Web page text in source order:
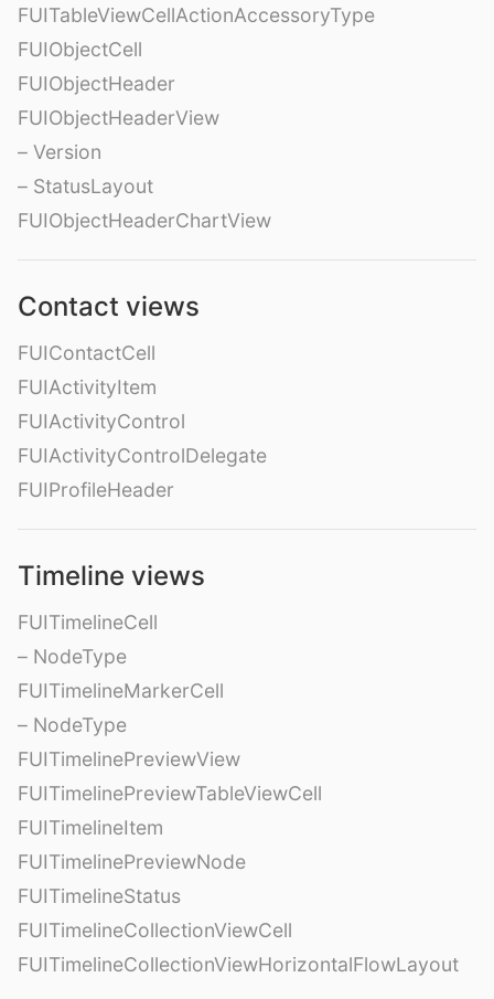
FUITableViewCellActionAccessoryType
FUIObjectCell
FUIObjectHeader
FUIObjectHeaderView
– Version
– StatusLayout
FUIObjectHeaderChartView
Contact views
FUIContactCell
FUIActivityItem
FUIActivityControl
FUIActivityControlDelegate
FUIProfileHeader
Timeline views
FUITimelineCell
– NodeType
FUITimelineMarkerCell
– NodeType
FUITimelinePreviewView
FUITimelinePreviewTableViewCell
FUITimelineItem
FUITimelinePreviewNode
FUITimelineStatus
FUITimelineCollectionViewCell
FUITimelineCollectionViewHorizontalFlowLayout